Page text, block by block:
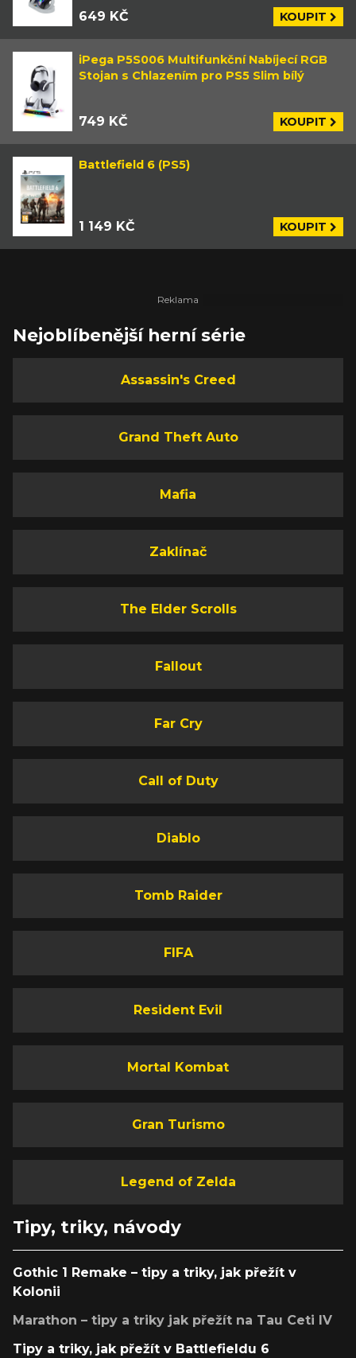
649 KČ KOUPIT
iPega P5S006 Multifunkční Nabíjecí RGB
Stojan s Chlazením pro PS5 Slim bílý
749 KČ KOUPIT
Battlefield 6 (PS5)
1 149 KČ KOUPIT
Nejoblíbenější herní série
Assassin's Creed
Grand Theft Auto
Mafia
Zaklínač
The Elder Scrolls
Fallout
Far Cry
Call of Duty
Diablo
Tomb Raider
FIFA
Resident Evil
Mortal Kombat
Gran Turismo
Legend of Zelda
Tipy, triky, návody
Gothic 1 Remake – tipy a triky, jak přežít v
Kolonii
Marathon – tipy a triky jak přežít na Tau Ceti IV
Tipy a triky, jak přežít v Battlefieldu 6